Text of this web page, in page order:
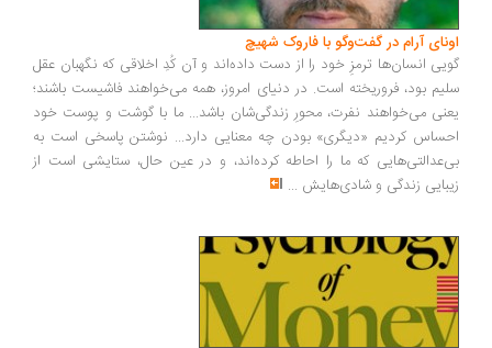
اونای آرام در گفت‌وگو با فاروک شهیچ‭
گویی انسان‌ها ترمزِ خود را از دست داده‌اند و آن کُدِ اخلاقی که نگهبان عقل
سلیم بود، فروریخته است. در دنیای امروز، همه می‌خواهند فاشیست باشند؛
یعنی می‌خواهند نفرت، محورِ زندگی‌شان باشد... ما با گوشت و پوست خود
احساس کردیم «دیگری» بودن چه معنایی دارد... نوشتن پاسخی است به
بی‌عدالتی‌هایی که ما را احاطه کرده‌اند، و در عین حال، ستایشی است از
زیبایی زندگی و شادی‌هایش ...